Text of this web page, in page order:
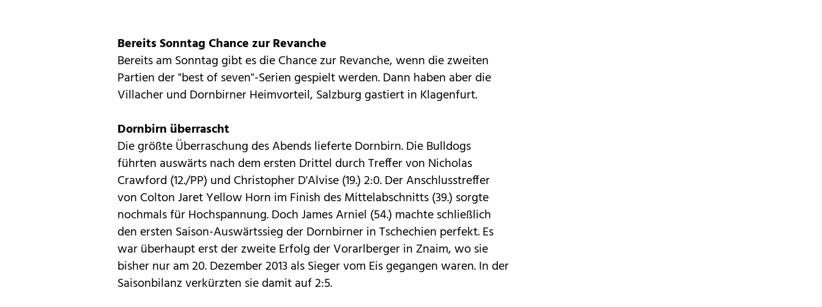
Bereits Sonntag Chance zur Revanche
Bereits am Sonntag gibt es die Chance zur Revanche, wenn die zweiten
Partien der "best of seven"-Serien gespielt werden. Dann haben aber die
Villacher und Dornbirner Heimvorteil, Salzburg gastiert in Klagenfurt.
Dornbirn überrascht
Die größte Überraschung des Abends lieferte Dornbirn. Die Bulldogs
führten auswärts nach dem ersten Drittel durch Treffer von Nicholas
Crawford (12./PP) und Christopher D'Alvise (19.) 2:0. Der Anschlusstreffer
von Colton Jaret Yellow Horn im Finish des Mittelabschnitts (39.) sorgte
nochmals für Hochspannung. Doch James Arniel (54.) machte schließlich
den ersten Saison-Auswärtssieg der Dornbirner in Tschechien perfekt. Es
war überhaupt erst der zweite Erfolg der Vorarlberger in Znaim, wo sie
bisher nur am 20. Dezember 2013 als Sieger vom Eis gegangen waren. In der
Saisonbilanz verkürzten sie damit auf 2:5.